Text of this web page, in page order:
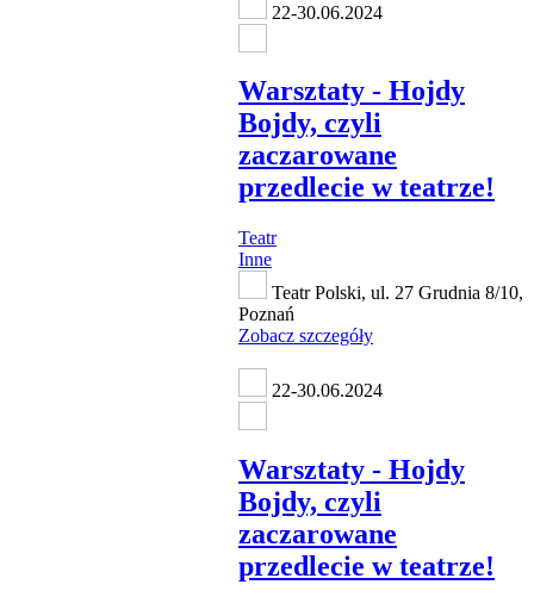
22-30.06.2024
Warsztaty - Hojdy
Bojdy, czyli
zaczarowane
przedlecie w teatrze!
Teatr
Inne
Teatr Polski, ul. 27 Grudnia 8/10,
Poznań
Zobacz szczegóły
22-30.06.2024
Warsztaty - Hojdy
Bojdy, czyli
zaczarowane
przedlecie w teatrze!